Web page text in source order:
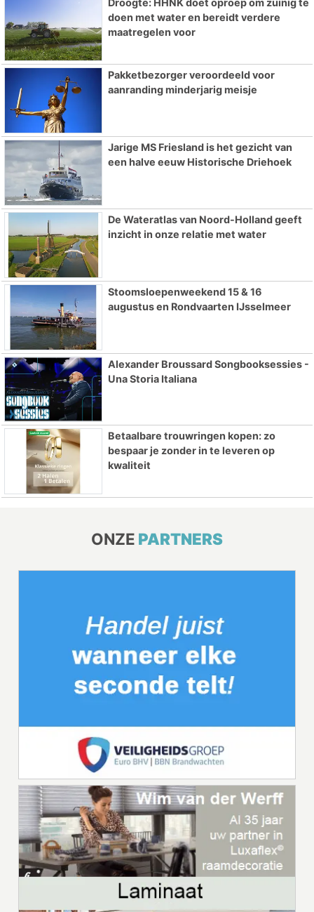
Droogte: HHNK doet oproep om zuinig te
doen met water en bereidt verdere
maatregelen voor
Pakketbezorger veroordeeld voor
aanranding minderjarig meisje
Jarige MS Friesland is het gezicht van
een halve eeuw Historische Driehoek
De Wateratlas van Noord-Holland geeft
inzicht in onze relatie met water
Stoomsloepenweekend 15 & 16
augustus en Rondvaarten IJsselmeer
Alexander Broussard Songbooksessies -
Una Storia Italiana
Betaalbare trouwringen kopen: zo
bespaar je zonder in te leveren op
kwaliteit
ONZE PARTNERS